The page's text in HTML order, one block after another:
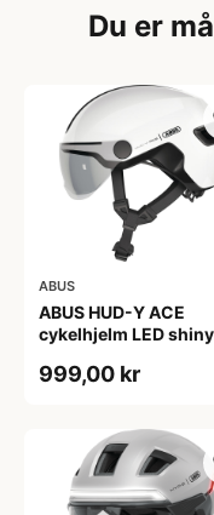
Du er
ABUS
ABUS HUD-Y ACE
cykelhjelm LED shiny
999,00 kr